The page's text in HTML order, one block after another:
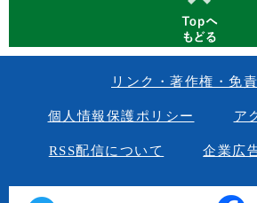
リンク・著作権・免
個人情報保護ポリシー ア
RSS配信について 企業広